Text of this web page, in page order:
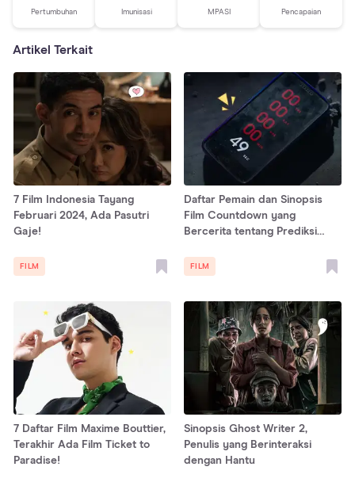
Pertumbuhan Imunisasi MPASI Pencapaian
Artikel Terkait
7 Film Indonesia Tayang
Februari 2024, Ada Pasutri
Gaje!
FILM
Daftar Pemain dan Sinopsis
Film Countdown yang
Bercerita tentang Prediksi
FILM
7 Daftar Film Maxime Bouttier,
Terakhir Ada Film Ticket to
Paradise!
Sinopsis Ghost Writer 2,
Penulis yang Berinteraksi
dengan Hantu